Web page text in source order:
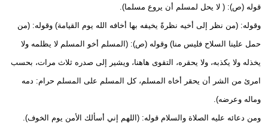
قوله (ص): ( لا يحل لمسلم أن يروع مسلما).
وقوله: (من نظر إلى أخيه نظرةً يخيفه بها أخافه الله يوم القيامة) وقوله: (من
حمل علينا السلاح فليس منا) وقوله (ص): (المسلم أخو المسلم لا يظلمه ولا
يخذله ولا يكذبه، ولا يحقره، التقوى هاهنا، ويشير إلى صدره ثلاث مرات، بحسب
امرئ من الشر أن يحقر أخاه المسلم، كل المسلم على المسلم حرام: دمه
وماله وعرضه).
ومن دعائه عليه الصلاة والسلام قوله: (اللهم إني أسألك الأمن يوم الخوف).